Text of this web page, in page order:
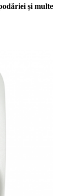
și multe